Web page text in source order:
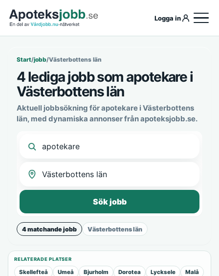
Logga in
Start/jobb/Västerbottens län
4 lediga jobb som apotekare i
Västerbottens län
Aktuell jobbsökning för apotekare i Västerbottens
län, med dynamiska annonser från apoteksjobb.se.
Sök jobb
4 matchande jobb Västerbottens län
RELATERADE PLATSER
Skellefteå Umeå Bjurholm Dorotea Lycksele
Malå